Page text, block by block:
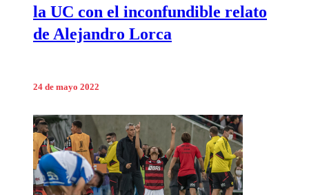
la UC con el inconfundible relato
de Alejandro Lorca
24 de mayo 2022